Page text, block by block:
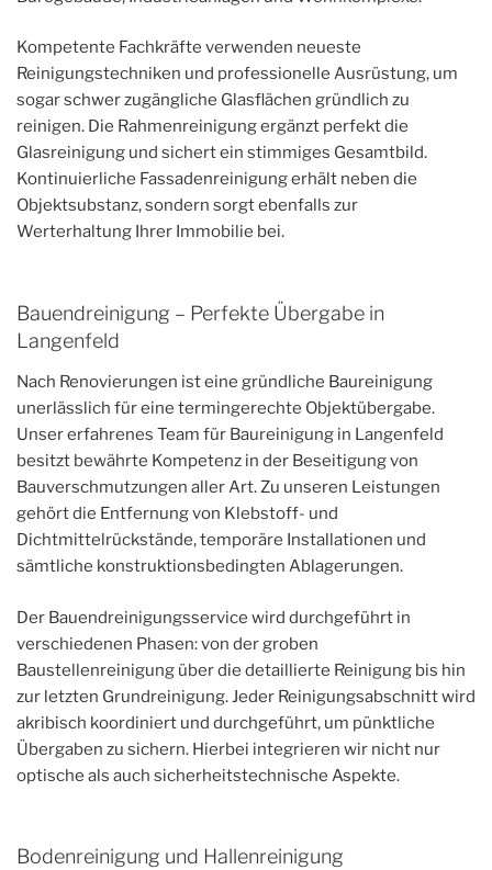
Kompetente Fachkräfte verwenden neueste
Reinigungstechniken und professionelle Ausrüstung, um
sogar schwer zugängliche Glasflächen gründlich zu
reinigen. Die Rahmenreinigung ergänzt perfekt die
Glasreinigung und sichert ein stimmiges Gesamtbild.
Kontinuierliche Fassadenreinigung erhält neben die
Objektsubstanz, sondern sorgt ebenfalls zur
Werterhaltung Ihrer Immobilie bei.
Bauendreinigung – Perfekte Übergabe in
Langenfeld
Nach Renovierungen ist eine gründliche Baureinigung
unerlässlich für eine termingerechte Objektübergabe.
Unser erfahrenes Team für Baureinigung in Langenfeld
besitzt bewährte Kompetenz in der Beseitigung von
Bauverschmutzungen aller Art. Zu unseren Leistungen
gehört die Entfernung von Klebstoff- und
Dichtmittelrückstände, temporäre Installationen und
sämtliche konstruktionsbedingten Ablagerungen.
Der Bauendreinigungsservice wird durchgeführt in
verschiedenen Phasen: von der groben
Baustellenreinigung über die detaillierte Reinigung bis hin
zur letzten Grundreinigung. Jeder Reinigungsabschnitt wird
akribisch koordiniert und durchgeführt, um pünktliche
Übergaben zu sichern. Hierbei integrieren wir nicht nur
optische als auch sicherheitstechnische Aspekte.
Bodenreinigung und Hallenreinigung